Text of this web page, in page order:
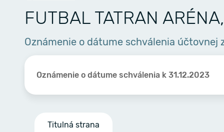
FUTBAL TATRAN
Oznámenie o dátume schválenia účtovnej
Oznámenie o dátume schválenia k 31.12.2023
Titulná strana